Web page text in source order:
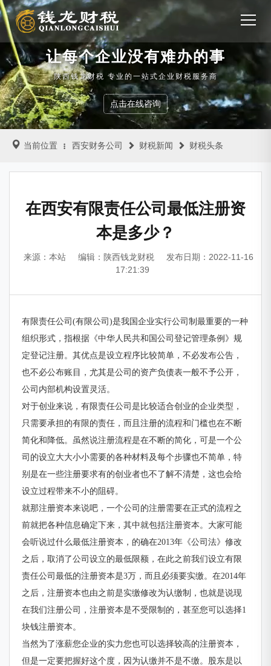
让每个企业没有难办的事
陕西钱龙财税 专业的一站式企业财税服务商
点击在线咨询
当前位置 西安财务公司 财税新闻 财税头条
在西安有限责任公司最低注册资
本是多少？
来源：本站 编辑：陕西钱龙财税
发布日期：2022-11-16
17:21:39
有限责任公司(有限公司)是我国企业实行公司制最重要的一种
组织形式，指根据《中华人民共和国公司登记管理条例》规
定登记注册。其优点是设立程序比较简单，不必发布公告，
也不必公布账目，尤其是公司的资产负债表一般不予公开，
公司内部机构设置灵活。
对于创业来说，有限责任公司是比较适合创业的企业类型，
只需要承担的有限的责任，而且注册的流程和门槛也在不断
简化和降低。虽然说注册流程是在不断的简化，可是一个公
司的设立大大小小需要的各种材料及每个步骤也不简单，特
别是在一些注册要求有的创业者也不了解不清楚，这也会给
设立过程带来不小的阻碍。
就那注册资本来说吧，一个公司的注册需要在正式的流程之
前就把各种信息确定下来，其中就包括注册资本。大家可能
会听说过什么最低注册资本，的确在2013年《公司法》修改
之后，取消了公司设立的最低限额，在此之前我们设立有限
责任公司最低的注册资本是3万，而且必须要实缴。在2014年
之后，注册资本也由之前是实缴修改为认缴制，也就是说现
在我们注册公司，注册资本是不受限制的，甚至您可以选择1
块钱注册资本。
当然为了涨薪您企业的实力您也可以选择较高的注册资本，
但是一定要把握好这个度，因为认缴并不是不缴。股东是以